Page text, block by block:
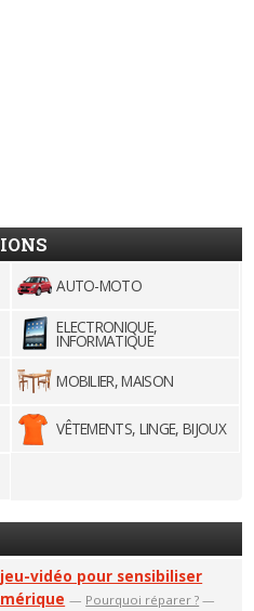
AUTO-MOTO
ELECTRONIQUE,
INFORMATIQUE
MOBILIER, MAISON
VÊTEMENTS, LINGE, BIJOUX
vidéo pour sensibiliser
— Pourquoi réparer ? —